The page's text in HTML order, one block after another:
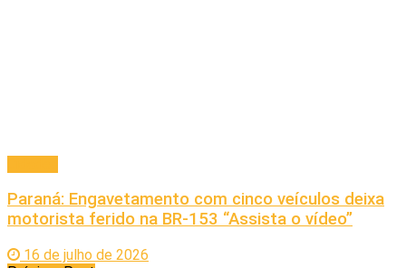
Paraná: Engavetamento com cinco veículos deixa
motorista ferido na BR-153 “Assista o vídeo”
16 de julho de 2026